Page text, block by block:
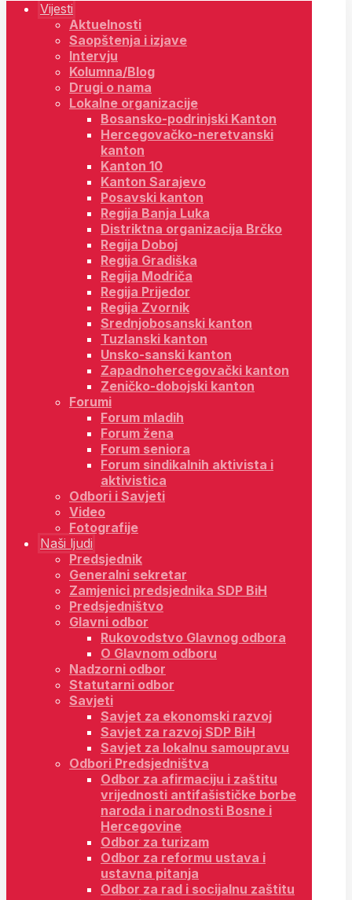
Vijesti
Aktuelnosti
Saopštenja i izjave
Intervju
Kolumna/Blog
Drugi o nama
Lokalne organizacije
Bosansko-podrinjski Kanton
Hercegovačko-neretvanski
kanton
Kanton 10
Kanton Sarajevo
Posavski kanton
Regija Banja Luka
Distriktna organizacija Brčko
Regija Doboj
Regija Gradiška
Regija Modriča
Regija Prijedor
Regija Zvornik
Srednjobosanski kanton
Tuzlanski kanton
Unsko-sanski kanton
Zapadnohercegovački kanton
Zeničko-dobojski kanton
Forumi
Forum mladih
Forum žena
Forum seniora
Forum sindikalnih aktivista i
aktivistica
Odbori i Savjeti
Video
Fotografije
Naši ljudi
Predsjednik
Generalni sekretar
Zamjenici predsjednika SDP BiH
Predsjedništvo
Glavni odbor
Rukovodstvo Glavnog odbora
O Glavnom odboru
Nadzorni odbor
Statutarni odbor
Savjeti
Savjet za ekonomski razvoj
Savjet za razvoj SDP BiH
Savjet za lokalnu samoupravu
Odbori Predsjedništva
Odbor za afirmaciju i zaštitu
vrijednosti antifašističke borbe
naroda i narodnosti Bosne i
Hercegovine
Odbor za turizam
Odbor za reformu ustava i
ustavna pitanja
Odbor za rad i socijalnu zaštitu